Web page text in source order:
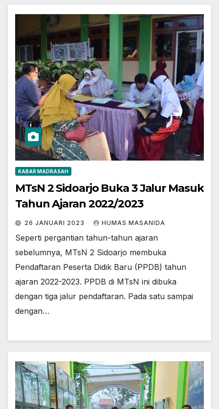
KABAR MADRASAH
MTsN 2 Sidoarjo Buka 3 Jalur Masuk
Tahun Ajaran 2022/2023
26 JANUARI 2023 HUMAS MASANIDA
Seperti pergantian tahun-tahun ajaran
sebelumnya, MTsN 2 Sidoarjo membuka
Pendaftaran Peserta Didik Baru (PPDB) tahun
ajaran 2022-2023. PPDB di MTsN ini dibuka
dengan tiga jalur pendaftaran. Pada satu sampai
dengan…